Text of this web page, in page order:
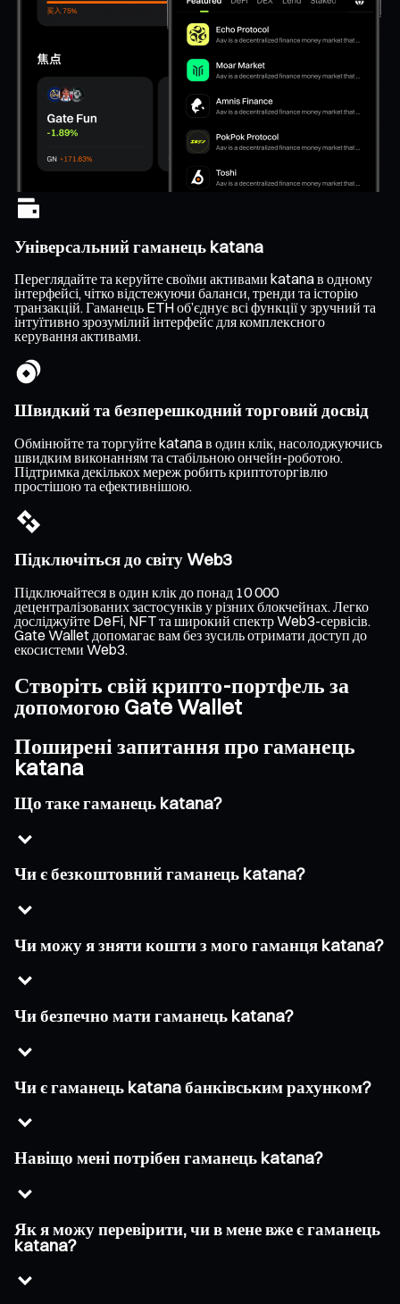
Універсальний гаманець katana
Переглядайте та керуйте своїми активами katana в одному
інтерфейсі, чітко відстежуючи баланси, тренди та історію
транзакцій. Гаманець ETH об’єднує всі функції у зручний та
інтуїтивно зрозумілий інтерфейс для комплексного
керування активами.
Швидкий та безперешкодний торговий досвід
Обмінюйте та торгуйте katana в один клік, насолоджуючись
швидким виконанням та стабільною ончейн-роботою.
Підтримка декількох мереж робить криптоторгівлю
простішою та ефективнішою.
Підключіться до світу Web3
Підключайтеся в один клік до понад 10 000
децентралізованих застосунків у різних блокчейнах. Легко
досліджуйте DeFi, NFT та широкий спектр Web3-сервісів.
Gate Wallet допомагає вам без зусиль отримати доступ до
екосистеми Web3.
Створіть свій крипто-портфель за
допомогою Gate Wallet
Поширені запитання про гаманець
katana
Що таке гаманець katana?
Чи є безкоштовний гаманець katana?
Чи можу я зняти кошти з мого гаманця katana?
Чи безпечно мати гаманець katana?
Чи є гаманець katana банківським рахунком?
Навіщо мені потрібен гаманець katana?
Як я можу перевірити, чи в мене вже є гаманець
katana?